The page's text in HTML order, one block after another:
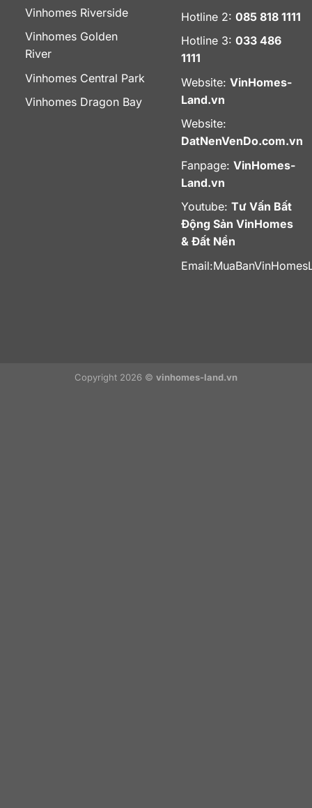
Vinhomes Riverside
Vinhomes Golden
River
Vinhomes Central Park
Vinhomes Dragon Bay
Hotline 2: 085 818 1111
Hotline 3: 033 486
1111
Website: VinHomes-
Land.vn
Website:
DatNenVenDo.com.vn
Fanpage: VinHomes-
Land.vn
Youtube: Tư Vấn Bất
Động Sản VinHomes
& Đất Nền
Email:
Copyright 2026 © vinhomes-land.vn